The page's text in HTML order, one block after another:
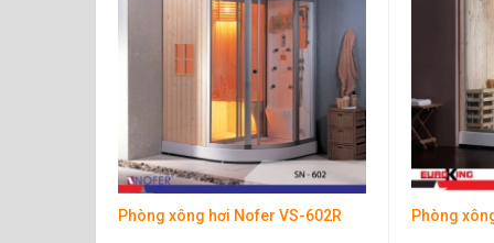
thẳng đứng sáng bóng. Kèm theo đó là kệ đựng vật
chắn, an toàn khi sử dụng.
– Các nút điều chỉnh chế độ nóng lạnh và hệ thống
tia, tinh xảo, chắc chắn được lắp bên trong phòng
trọng cho phòng xông hơi.
– Lỗ thoát nước được lắp nổi trong lòng phòng với
khi đang sử dụng.
Phòng xông hơi Nofer VS-602R Phòng